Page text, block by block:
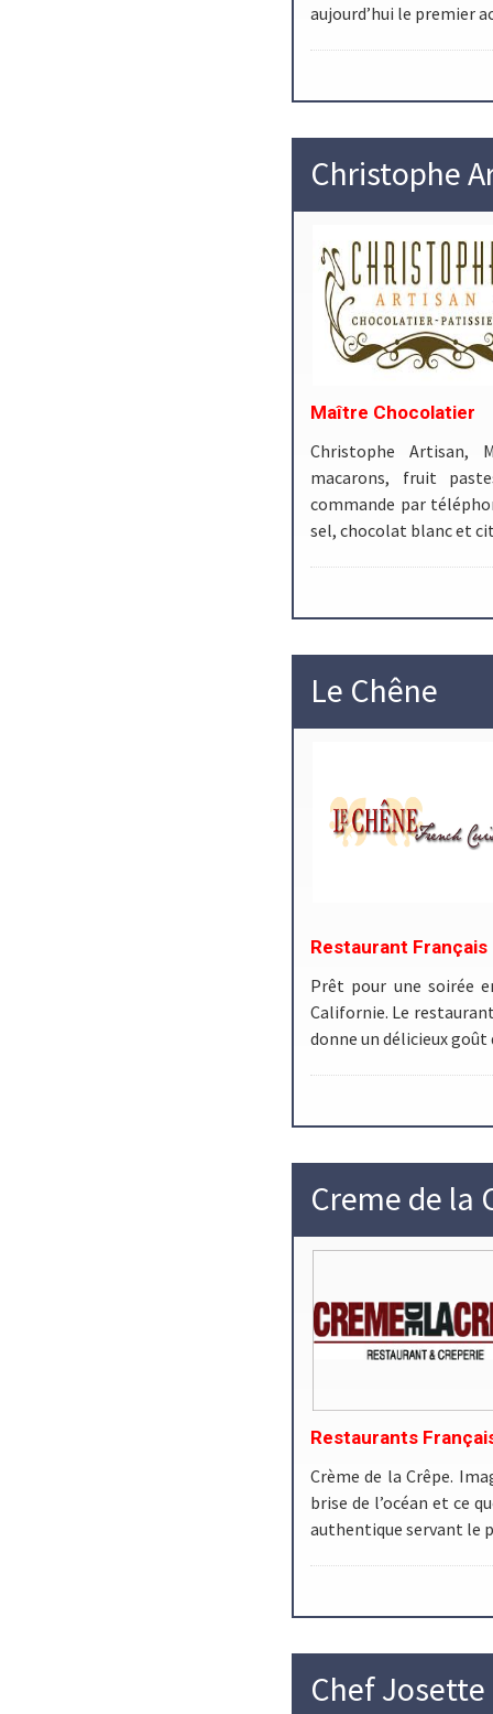
aujourd’hui le premier
Christophe
Maître Chocolatier
Christophe Artisan,
macarons, fruit
commande par
sel, chocolat blanc et
Le Chêne
Restaurant Français
Prêt pour une soirée
Californie. Le
donne un délicieux
Creme de la
Restaurants
Crème de la Crêpe.
brise de l’océan et ce
authentique servant le
Chef Josette